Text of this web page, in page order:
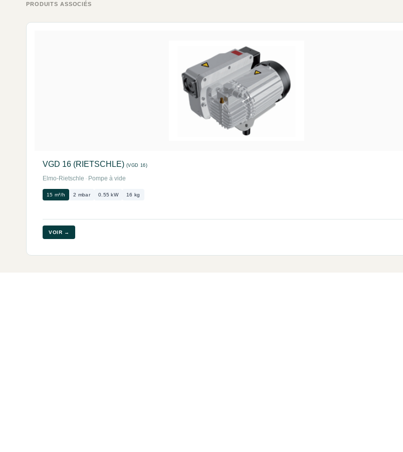
PRODUITS ASSOCIÉS
VGD 16 (RIETSCHLE) (VGD 16)
Elmo-Rietschle · Pompe à vide
15 m³/h 2 mbar 0.55 kW 16 kg
VOIR →